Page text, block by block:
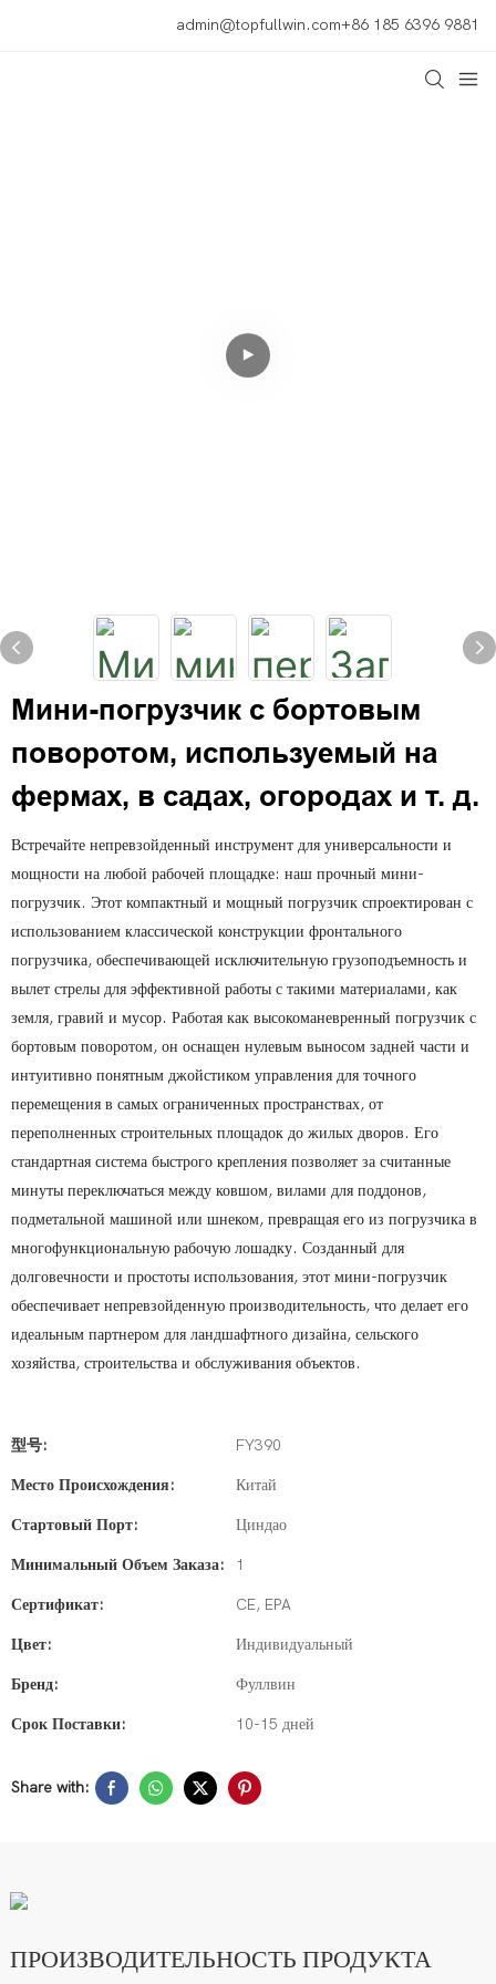
admin@topfullwin.com+86 185 6396 9881
Мини-погрузчик с бортовым
поворотом, используемый на
фермах, в садах, огородах и т. д.
Встречайте непревзойденный инструмент для универсальности и
мощности на любой рабочей площадке: наш прочный мини-
погрузчик. Этот компактный и мощный погрузчик спроектирован с
использованием классической конструкции фронтального
погрузчика, обеспечивающей исключительную грузоподъемность и
вылет стрелы для эффективной работы с такими материалами, как
земля, гравий и мусор. Работая как высокоманевренный погрузчик с
бортовым поворотом, он оснащен нулевым выносом задней части и
интуитивно понятным джойстиком управления для точного
перемещения в самых ограниченных пространствах, от
переполненных строительных площадок до жилых дворов. Его
стандартная система быстрого крепления позволяет за считанные
минуты переключаться между ковшом, вилами для поддонов,
подметальной машиной или шнеком, превращая его из погрузчика в
многофункциональную рабочую лошадку. Созданный для
долговечности и простоты использования, этот мини-погрузчик
обеспечивает непревзойденную производительность, что делает его
идеальным партнером для ландшафтного дизайна, сельского
хозяйства, строительства и обслуживания объектов.
型号: FY390
Место Происхождения: Китай
Стартовый Порт: Циндао
Минимальный Объем Заказа: 1
Сертификат: CE, EPA
Цвет: Индивидуальный
Бренд: Фуллвин
Срок Поставки: 10-15 дней
Share with:
ПРОИЗВОДИТЕЛЬНОСТЬ ПРОДУКТА